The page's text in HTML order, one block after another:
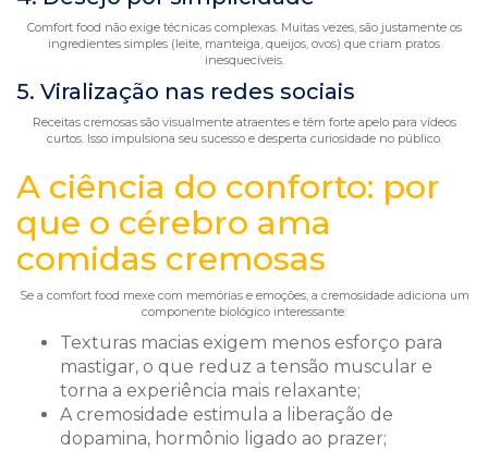
Comfort food não exige técnicas complexas. Muitas vezes, são justamente os
ingredientes simples (leite, manteiga, queijos, ovos) que criam pratos
inesquecíveis.
5. Viralização nas redes sociais
Receitas cremosas são visualmente atraentes e têm forte apelo para vídeos
curtos. Isso impulsiona seu sucesso e desperta curiosidade no público.
A ciência do conforto: por
que o cérebro ama
comidas cremosas
Se a comfort food mexe com memórias e emoções, a cremosidade adiciona um
componente biológico interessante:
Texturas macias exigem menos esforço para
mastigar, o que reduz a tensão muscular e
torna a experiência mais relaxante;
A cremosidade estimula a liberação de
dopamina, hormônio ligado ao prazer;